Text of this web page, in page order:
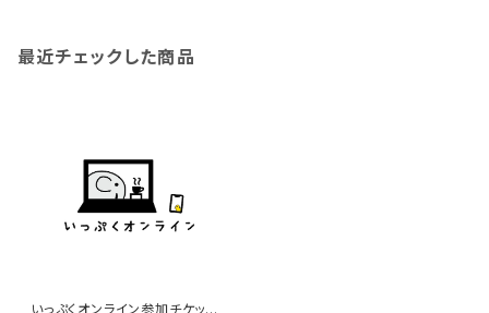
最近チェックした商品
いっぷくオンライン参加チケット